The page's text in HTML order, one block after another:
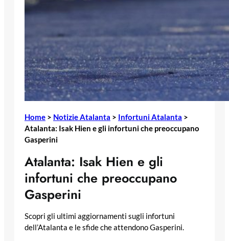
Home > Notizie Atalanta > Infortuni Atalanta >
Atalanta: Isak Hien e gli infortuni che preoccupano
Gasperini
Atalanta: Isak Hien e gli
infortuni che preoccupano
Gasperini
Scopri gli ultimi aggiornamenti sugli infortuni
dell’Atalanta e le sfide che attendono Gasperini.